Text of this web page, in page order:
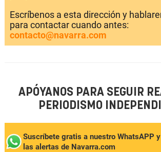
Escríbenos a esta dirección y
para contactar cuando antes:
contacto@navarra.com
APÓYANOS PARA SEGUIR
PERIODISMO
Suscríbete gratis a nuestro WhatsAPP
las alertas de Navarra.com